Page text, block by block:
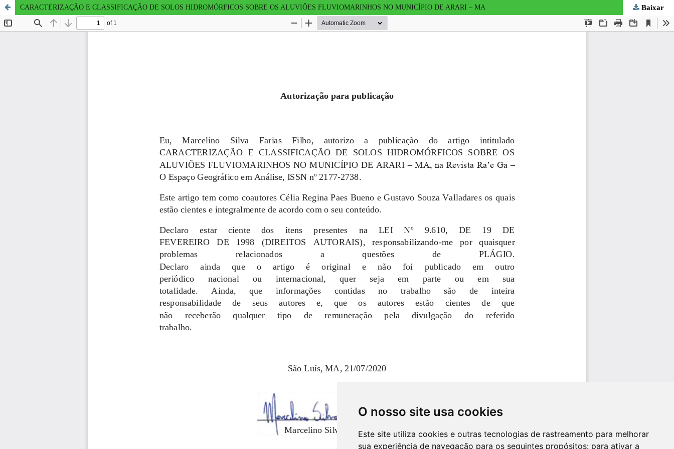
O nosso site usa cookies
Este site utiliza cookies e outras tecnologias de rastreamento para melhorar
sua experiência de navegação para os seguintes propósitos: para ativar a
CARACTERIZAÇÃO E CLASSIFICAÇÃO DE SOLOS HIDROMÓRFICOS SOBRE OS ALUVIÕES FLUVIOMARINHOS NO MUNICÍPIO DE ARARI – MA Baixar